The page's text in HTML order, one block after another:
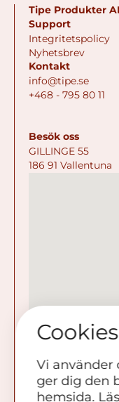
Tipe Produkter
Support
Integritetspolicy
Nyhetsbrev
Kontakt
info@tipe.se
+468 - 795 80 11
Besök oss
GILLINGE 55
186 91 Vallentuna
Cookies
Vi använder
ger dig den
hemsida.